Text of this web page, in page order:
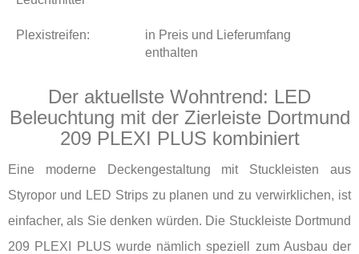
Plexistreifen:
in Preis und Lieferumfang
enthalten
Der aktuellste Wohntrend: LED
Beleuchtung mit der Zierleiste Dortmund
209 PLEXI PLUS kombiniert
Eine moderne Deckengestaltung mit Stuckleisten aus
Styropor und LED Strips zu planen und zu verwirklichen, ist
einfacher, als Sie denken würden. Die Stuckleiste Dortmund
209 PLEXI PLUS wurde nämlich speziell zum Ausbau der